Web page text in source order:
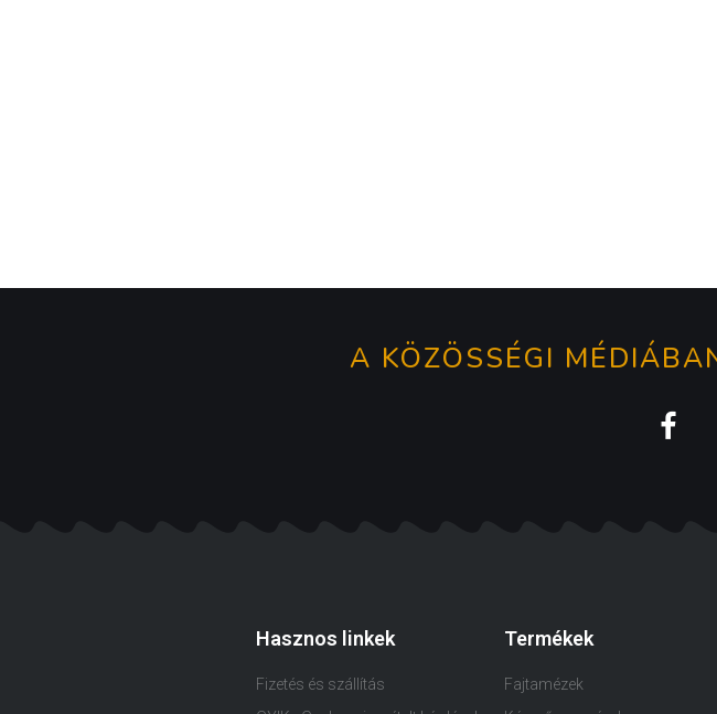
A KÖZÖSSÉGI
Hasznos linkek
Fizetés és szállítás
Termékek
Fajtamézek